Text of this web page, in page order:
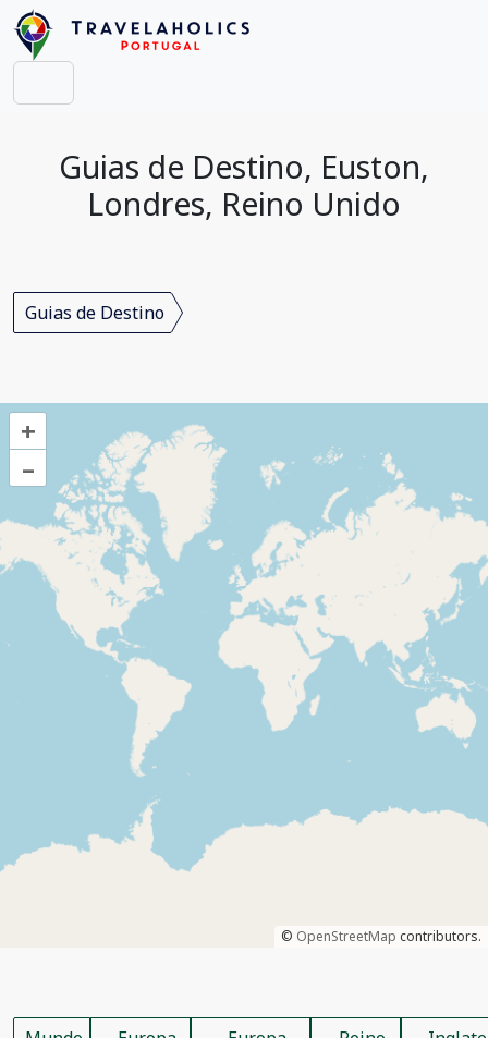
Guias de Destino, Euston,
Londres, Reino Unido
Guias de Destino
+
–
© OpenStreetMap contributors.